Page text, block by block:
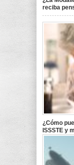
reciba
¿Cómo
ISSSTE y